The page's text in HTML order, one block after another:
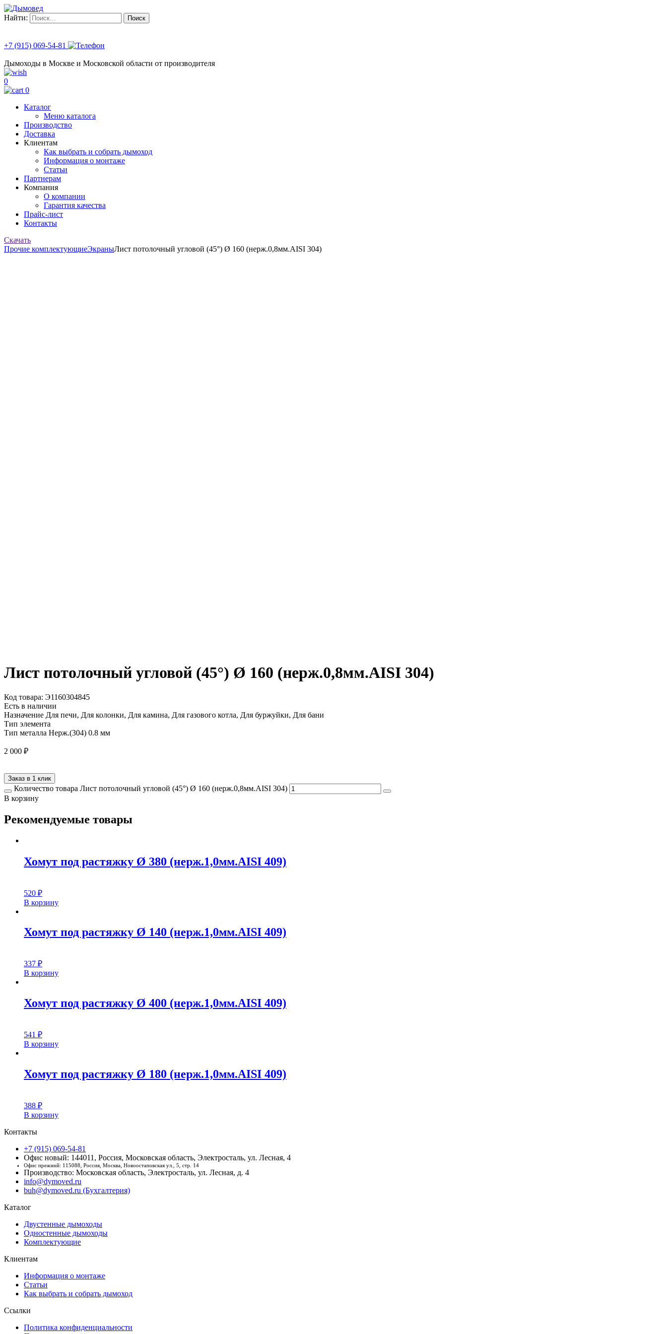
Найти:
+7 (915) 069-54-81
Дымоходы в Москве и Московской области от производителя
0
0
Каталог
Меню каталога
Производство
Доставка
Клиентам
Как выбрать и собрать дымоход
Информация о монтаже
Статьи
Партнерам
Компания
О компании
Гарантия качества
Прайс-лист
Контакты
Скачать
Прочие комплектующиеЭкраныЛист потолочный угловой (45°) Ø 160 (нерж.0,8мм.AISI 304)
Лист потолочный угловой (45°) Ø 160 (нерж.0,8мм.AISI 304)
Код товара: Э1160304845
Есть в наличии
Назначение Для печи, Для колонки, Для камина, Для газового котла, Для буржуйки, Для бани
Тип элемента
Тип металла Нерж.(304) 0.8 мм
2 000 ₽
Заказ в 1 клик
Количество товара Лист потолочный угловой (45°) Ø 160 (нерж.0,8мм.AISI 304)
В корзину
Рекомендуемые товары
Хомут под растяжку Ø 380 (нерж.1,0мм.AISI 409)
520 ₽
В корзину
Хомут под растяжку Ø 140 (нерж.1,0мм.AISI 409)
337 ₽
В корзину
Хомут под растяжку Ø 400 (нерж.1,0мм.AISI 409)
541 ₽
В корзину
Хомут под растяжку Ø 180 (нерж.1,0мм.AISI 409)
388 ₽
В корзину
Контакты
+7 (915) 069-54-81
Офис новый: 144011, Россия, Московская область, Электросталь, ул. Лесная, 4
Офис прежний: 115088, Россия, Москва, Новоостаповская ул., 5, стр. 14
Производство: Московская область, Электросталь, ул. Лесная, д. 4
info@dymoved.ru
buh@dymoved.ru (Бухгалтерия)
Каталог
Двустенные дымоходы
Одностенные дымоходы
Комплектующие
Клиентам
Информация о монтаже
Статьи
Как выбрать и собрать дымоход
Ссылки
Политика конфиденциальности